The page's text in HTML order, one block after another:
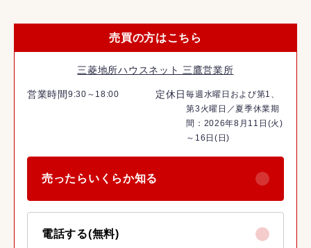
売買の方はこちら
三菱地所ハウスネット 三鷹営業所
営業時間 9:30～18:00 定休日毎週水曜日および第1、
第3火曜日／夏季休業期
間：2026年8月11日(火)
～16日(日)
売ったらいくらか知る
電話する(無料)